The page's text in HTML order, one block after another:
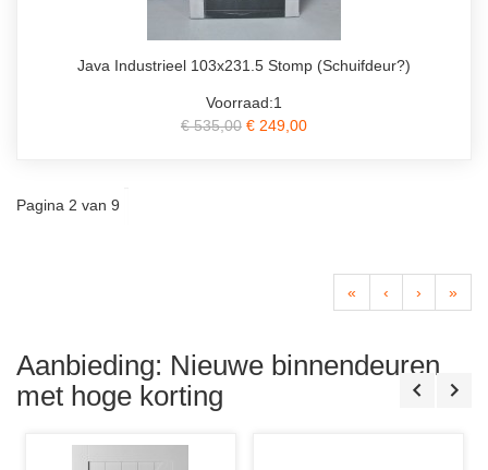
Java Industrieel 103x231.5 Stomp (Schuifdeur?)
Voorraad:1
€ 535,00 € 249,00
Pagina 2 van 9
« ‹ › »
Aanbieding: Nieuwe binnendeuren
met hoge korting